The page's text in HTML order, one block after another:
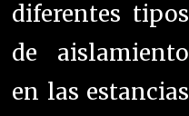
diferentes tipos
de aislamiento
en las estancias